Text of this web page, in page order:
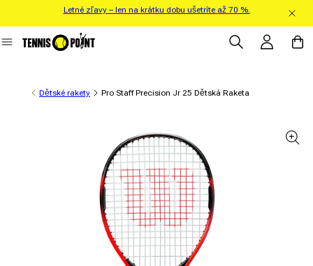
Prejsť na obsahLetné zľavy – len na krátku dobu ušetríte až 70 %.
Prihlásiť saKošík
Dětské rakety Pro Staff Precision Jr 25 Dětská Raketa